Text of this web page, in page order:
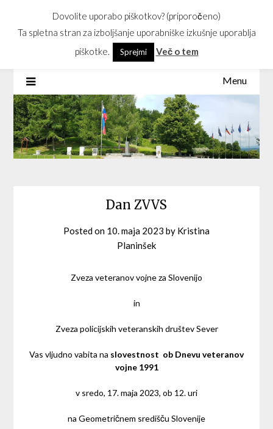
content
GEOSS
Geometrično središče Slovenije
Menu
Dan ZVVS
Posted on 10. maja 2023 by Kristina
Planinšek
Zveza veteranov vojne za Slovenijo
in
Zveza policijskih veteranskih društev Sever
Vas vljudno vabita na slovestnost ob Dnevu veteranov
vojne 1991
v sredo, 17. maja 2023, ob 12. uri
na Geometričnem središču Slovenije
Dovolite uporabo piškotkov? (priporočeno)
Ta spletna stran za izboljšanje uporabniške izkušnje uporablja
piškotke.
Sprejmi Več o tem